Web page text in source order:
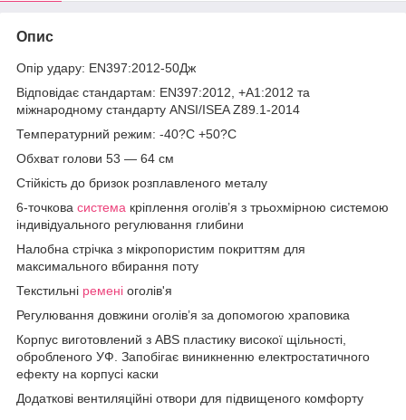
Опис
Опір удару: EN397:2012-50Дж
Відповідає стандартам: EN397:2012, +А1:2012 та
міжнародному стандарту ANSI/ISEA Z89.1-2014
Температурний режим: -40?С +50?С
Обхват голови 53 — 64 см
Стійкість до бризок розплавленого металу
6-точкова система кріплення оголів’я з трьохмірною системою
індивідуального регулювання глибини
Налобна стрічка з мікропористим покриттям для
максимального вбирання поту
Текстильні ремені оголів'я
Регулювання довжини оголів’я за допомогою храповика
Корпус виготовлений з ABS пластику високої щільності,
обробленого УФ. Запобігає виникненню електростатичного
ефекту на корпусі каски
Додаткові вентиляційні отвори для підвищеного комфорту